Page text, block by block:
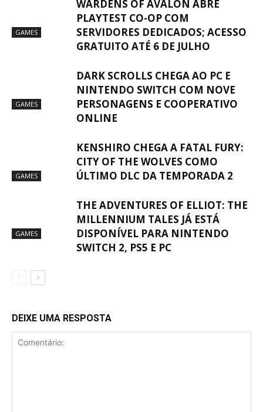
GAMES
WARDENS OF AVALON ABRE
PLAYTEST CO-OP COM
SERVIDORES DEDICADOS; ACESSO
GRATUITO ATÉ 6 DE JULHO
GAMES
DARK SCROLLS CHEGA AO PC E
NINTENDO SWITCH COM NOVE
PERSONAGENS E COOPERATIVO
ONLINE
GAMES
KENSHIRO CHEGA A FATAL FURY:
CITY OF THE WOLVES COMO
ÚLTIMO DLC DA TEMPORADA 2
GAMES
THE ADVENTURES OF ELLIOT: THE
MILLENNIUM TALES JÁ ESTÁ
DISPONÍVEL PARA NINTENDO
SWITCH 2, PS5 E PC
DEIXE UMA RESPOSTA